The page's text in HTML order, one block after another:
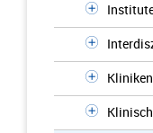
Kliniken